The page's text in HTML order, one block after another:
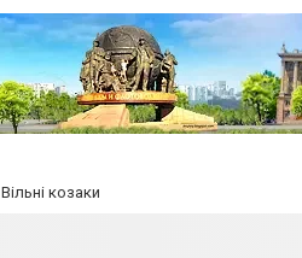
Вільні козаки